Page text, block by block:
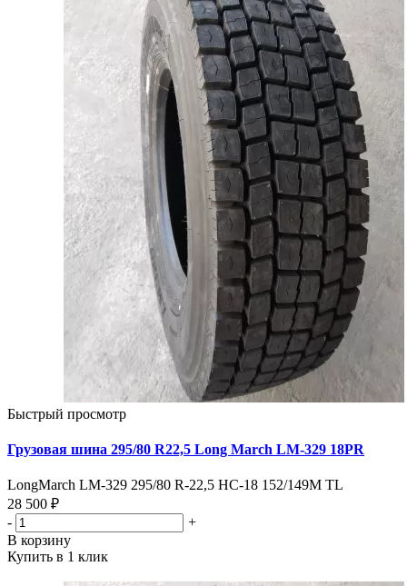
Быстрый просмотр
Грузовая шина 295/80 R22,5 Long March LM-329 18PR
LongMarch LM-329 295/80 R-22,5 НС-18 152/149M TL
28 500 ₽
-
+
В корзину
Купить в 1 клик